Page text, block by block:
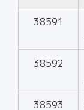
38591
38592
38593